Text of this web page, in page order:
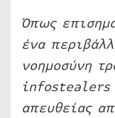
Όπως
ένα
νοημοσύνη
infostealers
απευθείας